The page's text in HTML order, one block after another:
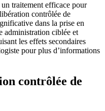
traitement efficace pour
contrôlée de
dans la prise en
administration ciblée et
les effets secondaires
pour plus d’informations
contrôlée de